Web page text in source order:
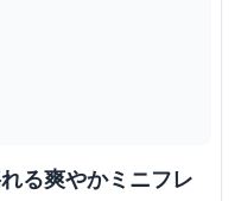
る爽やかミニフレ